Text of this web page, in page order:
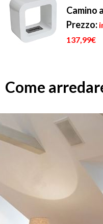
Camino
Prezzo:
137,99€
Come